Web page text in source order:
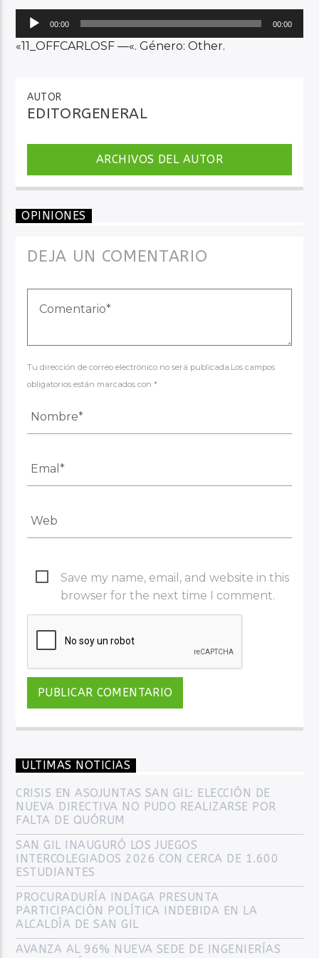
Audio en Vivo
Reproductor
audio
00:00 00:00
«11_OFFCARLOSF —«. Género: Other.
AUTOR
EDITORGENERAL
ARCHIVOS DEL AUTOR
OPINIONES
DEJA UN COMENTARIO
Tu dirección de correo electrónico no será publicada.Los campos
obligatorios están marcados con *
Save my name, email, and website in this
browser for the next time I comment.
ULTIMAS NOTICIAS
CRISIS EN ASOJUNTAS SAN GIL: ELECCIÓN DE
NUEVA DIRECTIVA NO PUDO REALIZARSE POR
FALTA DE QUÓRUM
SAN GIL INAUGURÓ LOS JUEGOS
INTERCOLEGIADOS 2026 CON CERCA DE 1.600
ESTUDIANTES
PROCURADURÍA INDAGA PRESUNTA
PARTICIPACIÓN POLÍTICA INDEBIDA EN LA
ALCALDÍA DE SAN GIL
AVANZA AL 96% NUEVA SEDE DE INGENIERÍAS